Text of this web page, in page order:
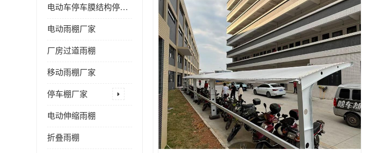
电动车停车膜结构停车棚
电动雨棚厂家
厂房过道雨棚
移动雨棚厂家
停车棚厂家
电动伸缩雨棚
折叠雨棚